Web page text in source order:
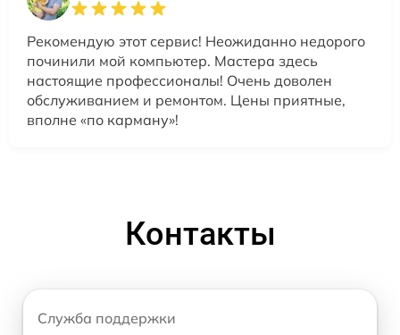
Рекомендую этот сервис! Неожиданно недорого
починили мой компьютер. Мастера здесь
настоящие профессионалы! Очень доволен
обслуживанием и ремонтом. Цены приятные,
вполне «по карману»!
Контакты
Служба поддержки